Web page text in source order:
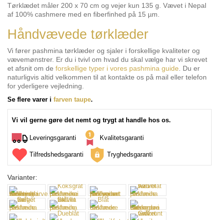
Tørklædet måler 200 x 70 cm og vejer kun 135 g. Vævet i Nepal
af 100% cashmere med en fiberfinhed på 15 µm.
Håndvævede tørklæder
Vi fører pashmina tørklæder og sjaler i forskellige kvaliteter og
vævemønstrer. Er du i tvivl om hvad du skal vælge har vi skrevet
et afsnit om de forskellige typer i vores pashmina guide . Du er
naturligvis altid velkommen til at kontakte os på mail eller telefon
for yderligere vejledning.
Se flere varer i farven taupe.
Vi vil gerne gøre det nemt og trygt at handle hos os.
Leveringsgaranti Kvalitetsgaranti
Tilfredshedsgaranti Tryghedsgaranti
Varianter: